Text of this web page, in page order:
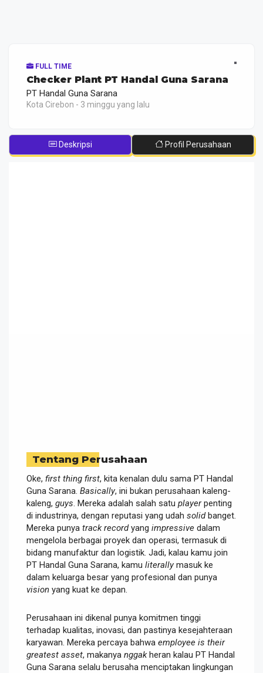
FULL TIME
Checker Plant PT Handal Guna Sarana
PT Handal Guna Sarana
Kota Cirebon - 3 minggu yang lalu
Deskripsi Profil Perusahaan
Tentang Perusahaan
Oke, first thing first, kita kenalan dulu sama PT Handal
Guna Sarana. Basically, ini bukan perusahaan kaleng-
kaleng, guys . Mereka adalah salah satu playerpenting
di industrinya, dengan reputasi yang udah solidbanget.
Mereka punya track recordyang impressive dalam
mengelola berbagai proyek dan operasi, termasuk di
bidang manufaktur dan logistik. Jadi, kalau kamu join
PT Handal Guna Sarana, kamu literallymasuk ke
dalam keluarga besar yang profesional dan punya
vision yang kuat ke depan.
Perusahaan ini dikenal punya komitmen tinggi
terhadap kualitas, inovasi, dan pastinya kesejahteraan
karyawan. Mereka percaya bahwa employee is their
greatest asset, makanya nggakheran kalau PT Handal
Guna Sarana selalu berusaha menciptakan lingkungan